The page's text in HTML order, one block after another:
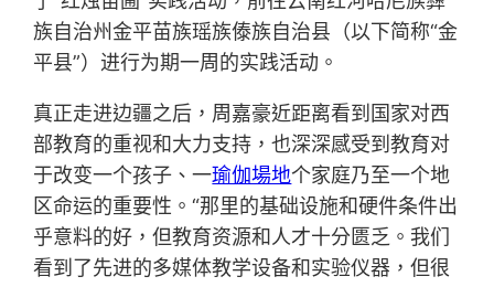
族自治州金平苗族瑶族傣族自治县（以下简称“金
平县”）进行为期一周的实践活动。
真正走进边疆之后，周嘉豪近距离看到国家对西
部教育的重视和大力支持，也深深感受到教育对
于改变一个孩子、一瑜伽場地个家庭乃至一个地
区命运的重要性。“那里的基础设施和硬件条件出
乎意料的好，但教育资源和人才十分匮乏。我们
看到了先进的多媒体教学设备和实验仪器，但很